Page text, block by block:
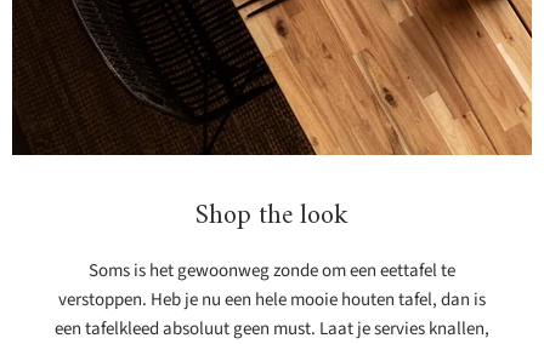
Shop the look
Soms is het gewoonweg zonde om een eettafel te
verstoppen. Heb je nu een hele mooie houten tafel, dan is
een tafelkleed absoluut geen must. Laat je servies knallen,